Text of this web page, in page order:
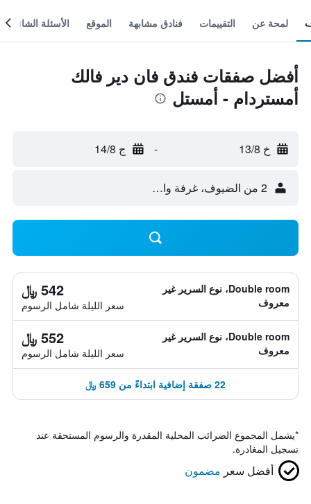
لمحة عن التقييمات فنادق مشابهة الموقع الأسئلة الشائعة
أفضل صفقات فندق فان دير فالك
أمستردام - أمستل
خ 13/8 - ج 14/8
2 من الضيوف، غرفة واحدة
Double room، نوع السرير غير
معروف
542 ﷼
سعر الليلة شامل الرسوم
Double room، نوع السرير غير
معروف
552 ﷼
سعر الليلة شامل الرسوم
22 صفقة إضافية ابتداءً من 659 ﷼
*يشمل المجموع الضرائب المحلية المقدرة والرسوم المستحقة عند
تسجيل المغادرة.
أفضل سعر مضمون